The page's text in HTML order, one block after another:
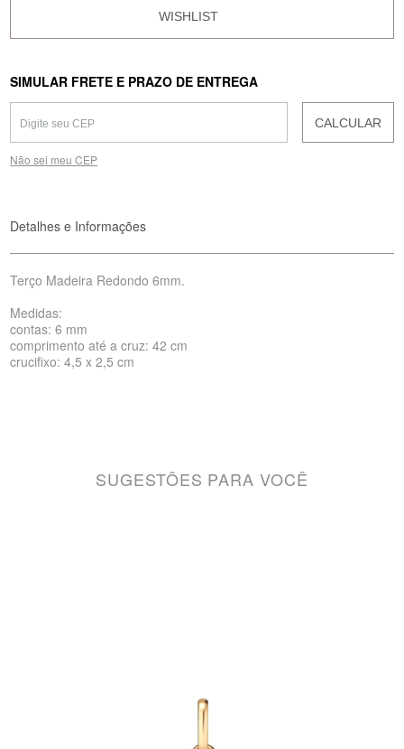
SIMULAR FRETE E PRAZO DE ENTREGA
CALCULAR
Não sei meu CEP
Detalhes e Informações
Terço Madeira Redondo 6mm.
Medidas:
contas: 6 mm
comprimento até a cruz: 42 cm
crucifixo: 4,5 x 2,5 cm
SUGESTÕES PARA VOCÊ